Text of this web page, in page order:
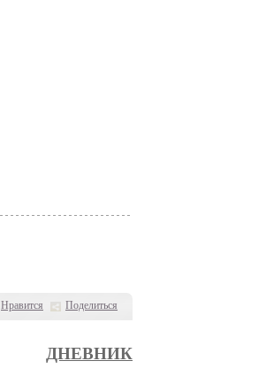
Нравится Поделиться
ДНЕВНИК